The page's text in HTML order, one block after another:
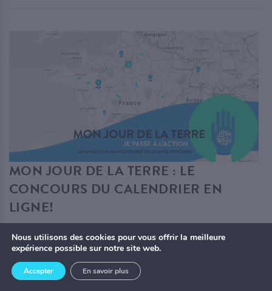
MON JOUR DE LA TERRE : LE
CONCOURS DU CALENDRIER EN
LIGNE!
Non classé—Nouvelles
À l’approche du Jour de la Terre, inscrivez-les à notre Calendrier
en ligne avant le 22 avril et mentionnez votre intérêt à participer
Nous utilisons des cookies pour vous offrir la meilleure
expérience possible sur notre site web.
Accepter En savoir plus